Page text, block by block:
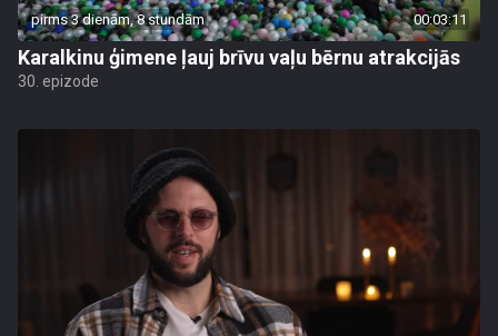
pirms 3 dienām, 8 stundām 00:03:11
Karalkinu ģimene ļauj brīvu vaļu bērnu atrakcijās
30. epizode